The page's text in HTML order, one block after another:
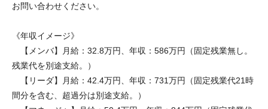
お問い合わせください。
《年収イメージ》
【メンバ】月給：32.8万円、年収：586万円（固定残業無し。
残業代を別途支給。）
【リーダ】月給：42.4万円、年収：731万円（固定残業代21時
間分を含む、超過分は別途支給。）